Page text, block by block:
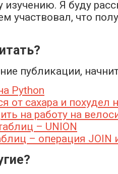
изучению. Я буду
участвовал, что
публикации,
Python
от сахара и похудел
на работу на
– UNION
– операция JOIN